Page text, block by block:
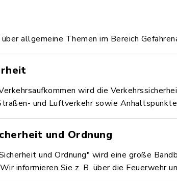
allgemeine Themen im Bereich
wird die
und Luftverkehr sowie
und Ordnung
und Ordnung" wird eine große
informieren Sie z. B. über die Feuerwehr